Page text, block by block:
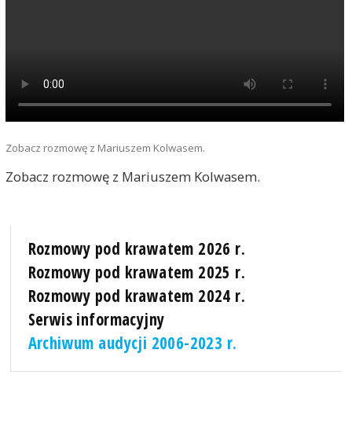
Zobacz rozmowę z Mariuszem Kolwasem.
Zobacz rozmowę z Mariuszem Kolwasem.
Rozmowy pod krawatem 2026 r.
Rozmowy pod krawatem 2025 r.
Rozmowy pod krawatem 2024 r.
Serwis informacyjny
Archiwum audycji 2006-2023 r.